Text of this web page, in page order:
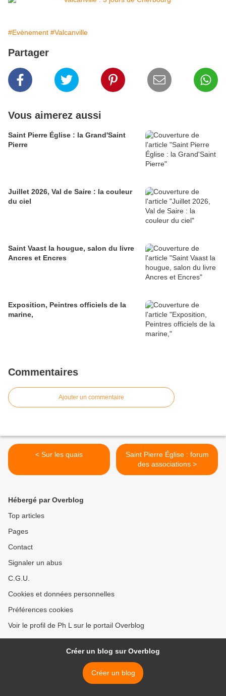
#Evènement #Valcanville
Partager
Vous aimerez aussi
Saint Pierre Église : la Grand'Saint
Pierre
Juillet 2026, Val de Saire : la couleur
du ciel
Saint Vaast la hougue, salon du livre
Ancres et Encres
Exposition, Peintres officiels de la
marine,
Commentaires
Ajouter un commentaire
< Sur les quais
Saint Pierre Église : forum
des associations >
Hébergé par Overblog
Top articles
Pages
Contact
Signaler un abus
C.G.U.
Cookies et données personnelles
Préférences cookies
Voir le profil de Ph L sur le portail Overblog
Créer un blog sur Overblog
Créer un blog